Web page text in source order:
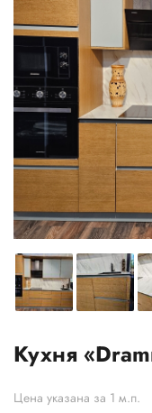
Кухня
Цена указана за 1 м.п.